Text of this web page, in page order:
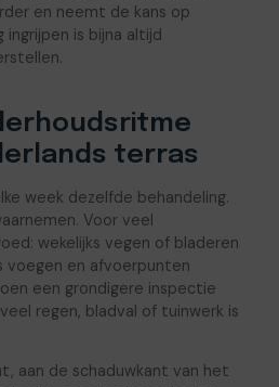
en neemt de kans op
ingrijpen is bijna altijd
terras
week dezelfde behandeling.
Voor veel
wekelijks vegen of bladeren
voegen en afvoerpunten
een grondigere inspectie
regen, bladval of tuinwerk is
aan de schaduwkant van het